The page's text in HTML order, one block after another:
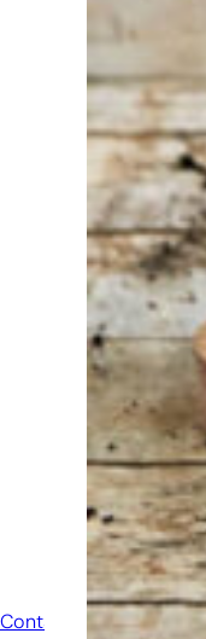
Bij Sneeboer
staan we altijd
klaar om een
Schroom je
niet om even
te bellen of een
wanneer je een
Dan zullen wij
mogelijk jouw
beantwoorden.
Contact